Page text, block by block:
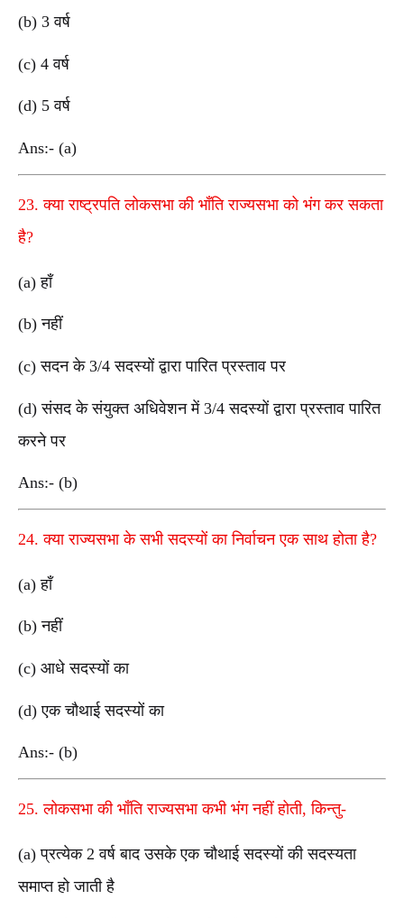
(b) 3 वर्ष
(c) 4 वर्ष
(d) 5 वर्ष
Ans:- (a)
23. क्या राष्ट्रपति लोकसभा की भाँति राज्यसभा को भंग कर सकता
है?
(a) हाँ
(b) नहीं
(c) सदन के 3/4 सदस्यों द्वारा पारित प्रस्ताव पर
(d) संसद के संयुक्त अधिवेशन में 3/4 सदस्यों द्वारा प्रस्ताव पारित
करने पर
Ans:- (b)
24. क्या राज्यसभा के सभी सदस्यों का निर्वाचन एक साथ होता है?
(a) हाँ
(b) नहीं
(c) आधे सदस्यों का
(d) एक चौथाई सदस्यों का
Ans:- (b)
25. लोकसभा की भाँति राज्यसभा कभी भंग नहीं होती, किन्तु-
(a) प्रत्येक 2 वर्ष बाद उसके एक चौथाई सदस्यों की सदस्यता
समाप्त हो जाती है